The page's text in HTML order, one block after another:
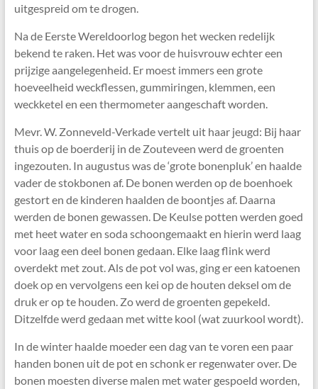
uitgespreid om te drogen.
Na de Eerste Wereldoorlog begon het wecken redelijk
bekend te raken. Het was voor de huisvrouw echter een
prijzige aangelegenheid. Er moest immers een grote
hoeveelheid weckflessen, gummiringen, klemmen, een
weckketel en een thermometer aangeschaft worden.
Mevr. W. Zonneveld-Verkade vertelt uit haar jeugd: Bij haar
thuis op de boerderij in de Zouteveen werd de groenten
ingezouten. In augustus was de ‘grote bonenpluk’ en haalde
vader de stokbonen af. De bonen werden op de boenhoek
gestort en de kinderen haalden de boontjes af. Daarna
werden de bonen gewassen. De Keulse potten werden goed
met heet water en soda schoongemaakt en hierin werd laag
voor laag een deel bonen gedaan. Elke laag flink werd
overdekt met zout. Als de pot vol was, ging er een katoenen
doek op en vervolgens een kei op de houten deksel om de
druk er op te houden. Zo werd de groenten gepekeld.
Ditzelfde werd gedaan met witte kool (wat zuurkool wordt).
In de winter haalde moeder een dag van te voren een paar
handen bonen uit de pot en schonk er regenwater over. De
bonen moesten diverse malen met water gespoeld worden,